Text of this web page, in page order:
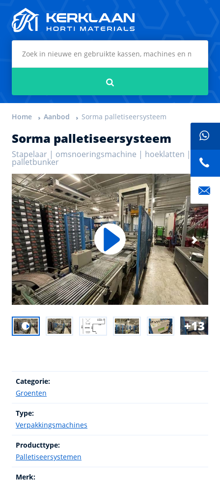
Home Aanbod Sorma palletiseersysteem
Sorma palletiseersysteem
Stapelaar | omsnoeringsmachine | hoeklatten |
palletbunker
13
Categorie:
Groenten
Type:
Verpakkingsmachines
Producttype:
Palletiseersystemen
Merk: